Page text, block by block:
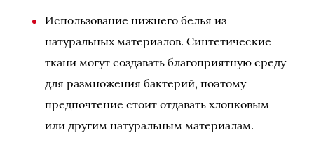
Использование нижнего белья из
натуральных материалов. Синтетические
ткани могут создавать благоприятную среду
для размножения бактерий, поэтому
предпочтение стоит отдавать хлопковым
или другим натуральным материалам.